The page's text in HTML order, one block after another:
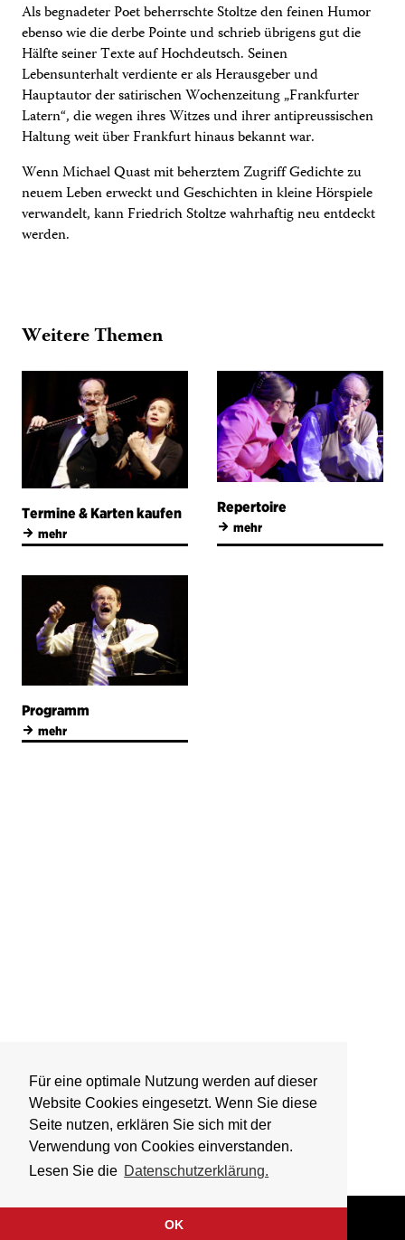
Für eine optimale Nutzung werden auf dieser
Website Cookies eingesetzt. Wenn Sie diese
Seite nutzen, erklären Sie sich mit der
Verwendung von Cookies einverstanden.
Lesen Sie die Datenschutzerklärung.
OK
Als begnadeter Poet beherrschte Stoltze den feinen Humor
ebenso wie die derbe Pointe und schrieb übrigens gut die
Hälfte seiner Texte auf Hochdeutsch. Seinen
Lebensunterhalt verdiente er als Herausgeber und
Hauptautor der satirischen Wochenzeitung „Frankfurter
Latern“, die wegen ihres Witzes und ihrer antipreussischen
Haltung weit über Frankfurt hinaus bekannt war.
Wenn Michael Quast mit beherztem Zugriff Gedichte zu
neuem Leben erweckt und Geschichten in kleine Hörspiele
verwandelt, kann Friedrich Stoltze wahrhaftig neu entdeckt
werden.
Weitere Themen
Termine & Karten kaufen
→ mehr
Repertoire
→ mehr
Programm
→ mehr